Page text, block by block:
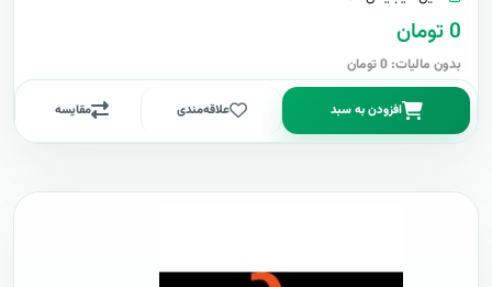
0 تومان
بدون مالیات: 0 تومان
افزودن به سبد علاقه‌مندی مقایسه